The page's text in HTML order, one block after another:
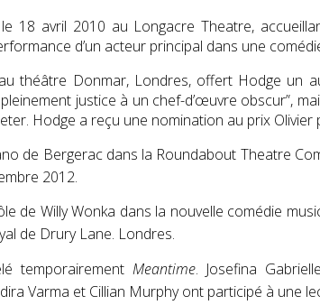
18 avril 2010 au Longacre Theatre,
d’un acteur principal dans une
théâtre Donmar, Londres, offert Hodge un
justice à un chef-d’œuvre obscur”,
Hodge a reçu une nomination au prix
de Bergerac dans la Roundabout Theatre
2012.
de Willy Wonka dans la nouvelle comédie
de Drury Lane. Londres.
temporairement Meantime. Josefina
Varma et Cillian Murphy ont participé à une